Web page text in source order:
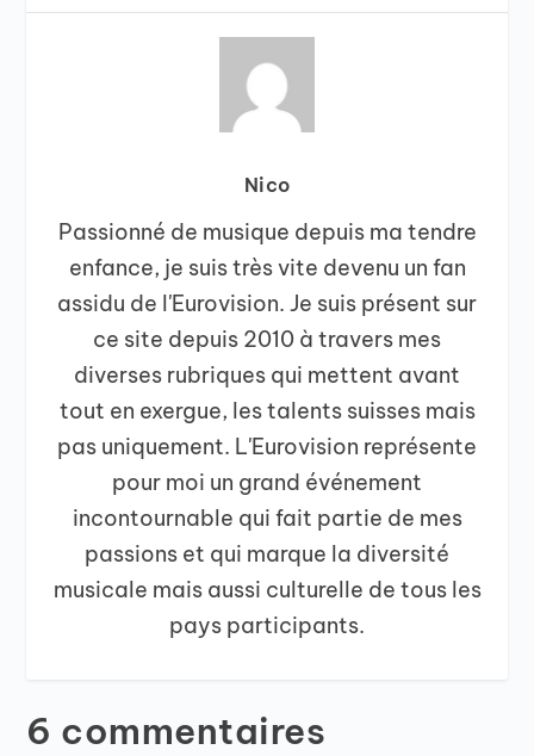
Nico
Passionné de musique depuis ma tendre
enfance, je suis très vite devenu un fan
assidu de l'Eurovision. Je suis présent sur
ce site depuis 2010 à travers mes
diverses rubriques qui mettent avant
tout en exergue, les talents suisses mais
pas uniquement. L'Eurovision représente
pour moi un grand événement
incontournable qui fait partie de mes
passions et qui marque la diversité
musicale mais aussi culturelle de tous les
pays participants.
6 commentaires